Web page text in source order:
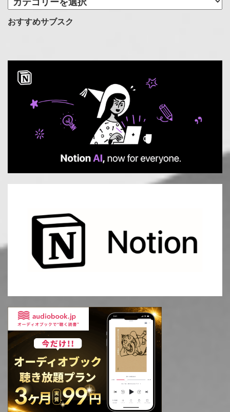
テ
ゴ
おすすめサブスク